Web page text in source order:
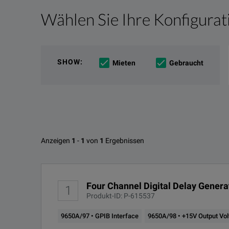
Wählen Sie Ihre
SHOW: Mieten Gebraucht
Verfügbare Optionen für Ametek
9650A/97
9650A/98
Anzeigen 1 - 1 von 1 Ergebnissen
1 Four Channel Digital Delay
Produkt-ID: P-615537
9650A/97 • GPIB Interface 9650A/98 • +15V Output
Produktübersicht
Ressourcen